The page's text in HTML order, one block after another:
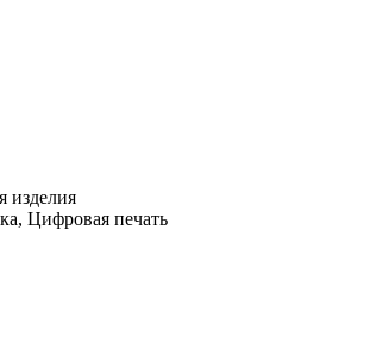
изделия
Цифровая печать